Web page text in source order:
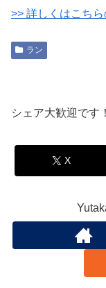
>> 詳しくはこち
ラン
シェア大歓迎です
X